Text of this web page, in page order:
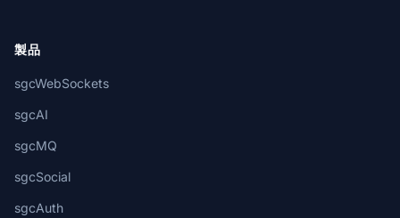
製品
sgcWebSockets
sgcAI
sgcMQ
sgcSocial
sgcAuth